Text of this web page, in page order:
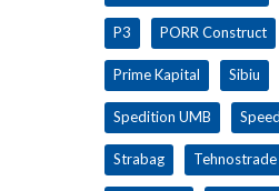
P3 PORR Construct
Prime Kapital Sibiu
Spedition UMB
Strabag Tehnostrade